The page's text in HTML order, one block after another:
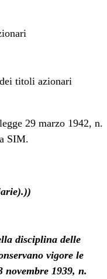
titoli azionari
29 marzo 1942, n.
SIM.
disciplina delle
vigore le
novembre 1939, n.